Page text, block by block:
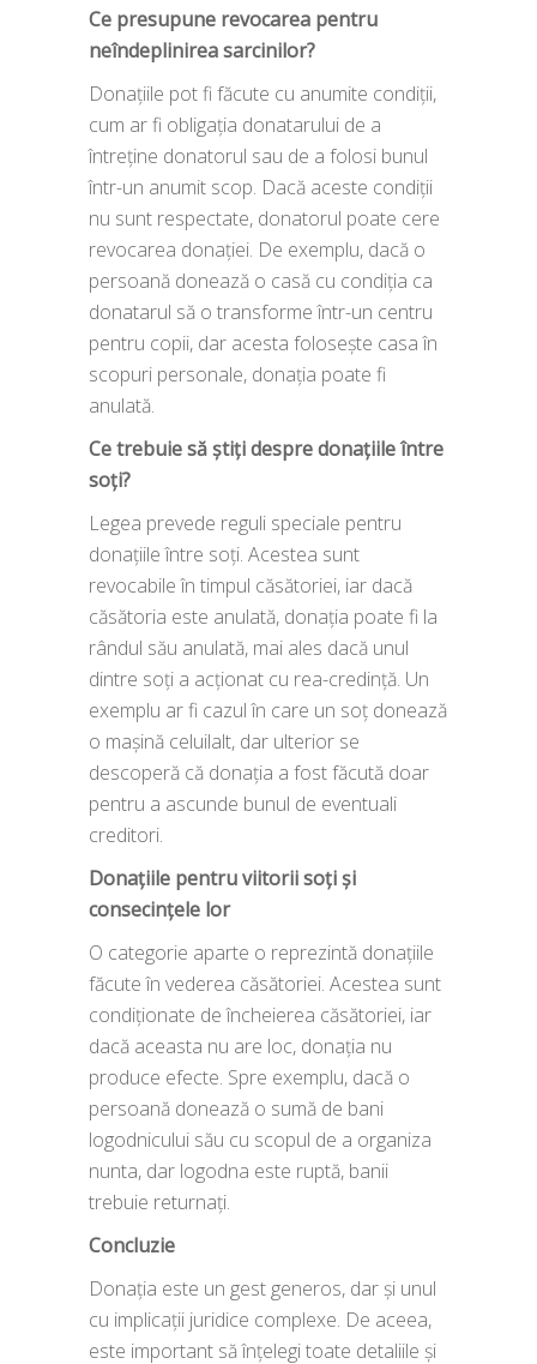
Ce presupune revocarea pentru
neîndeplinirea sarcinilor?
Donațiile pot fi făcute cu anumite condiții,
cum ar fi obligația donatarului de a
întreține donatorul sau de a folosi bunul
într-un anumit scop. Dacă aceste condiții
nu sunt respectate, donatorul poate cere
revocarea donației. De exemplu, dacă o
persoană donează o casă cu condiția ca
donatarul să o transforme într-un centru
pentru copii, dar acesta folosește casa în
scopuri personale, donația poate fi
anulată.
Ce trebuie să știți despre donațiile între
soți?
Legea prevede reguli speciale pentru
donațiile între soți. Acestea sunt
revocabile în timpul căsătoriei, iar dacă
căsătoria este anulată, donația poate fi la
rândul său anulată, mai ales dacă unul
dintre soți a acționat cu rea-credință. Un
exemplu ar fi cazul în care un soț donează
o mașină celuilalt, dar ulterior se
descoperă că donația a fost făcută doar
pentru a ascunde bunul de eventuali
creditori.
Donațiile pentru viitorii soți și
consecințele lor
O categorie aparte o reprezintă donațiile
făcute în vederea căsătoriei. Acestea sunt
condiționate de încheierea căsătoriei, iar
dacă aceasta nu are loc, donația nu
produce efecte. Spre exemplu, dacă o
persoană donează o sumă de bani
logodnicului său cu scopul de a organiza
nunta, dar logodna este ruptă, banii
trebuie returnați.
Concluzie
Donația este un gest generos, dar și unul
cu implicații juridice complexe. De aceea,
este important să înțelegi toate detaliile și